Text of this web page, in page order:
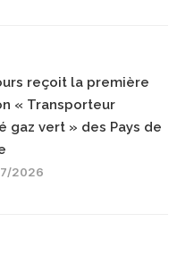
reçoit la première
« Transporteur
gaz vert » des Pays de
2026